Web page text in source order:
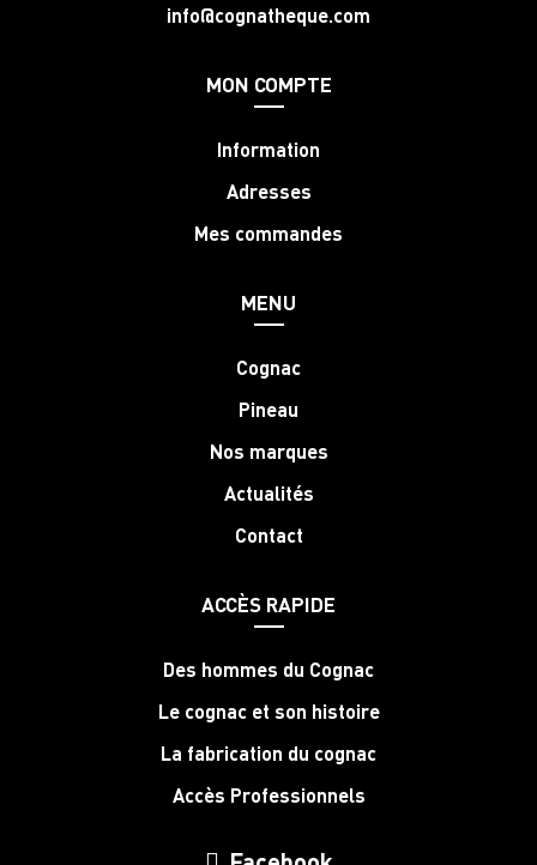
info@cognatheque.com
MON COMPTE
Information
Adresses
Mes commandes
MENU
Cognac
Pineau
Nos marques
Actualités
Contact
ACCÈS RAPIDE
Des hommes du Cognac
Le cognac et son histoire
La fabrication du cognac
Accès Professionnels